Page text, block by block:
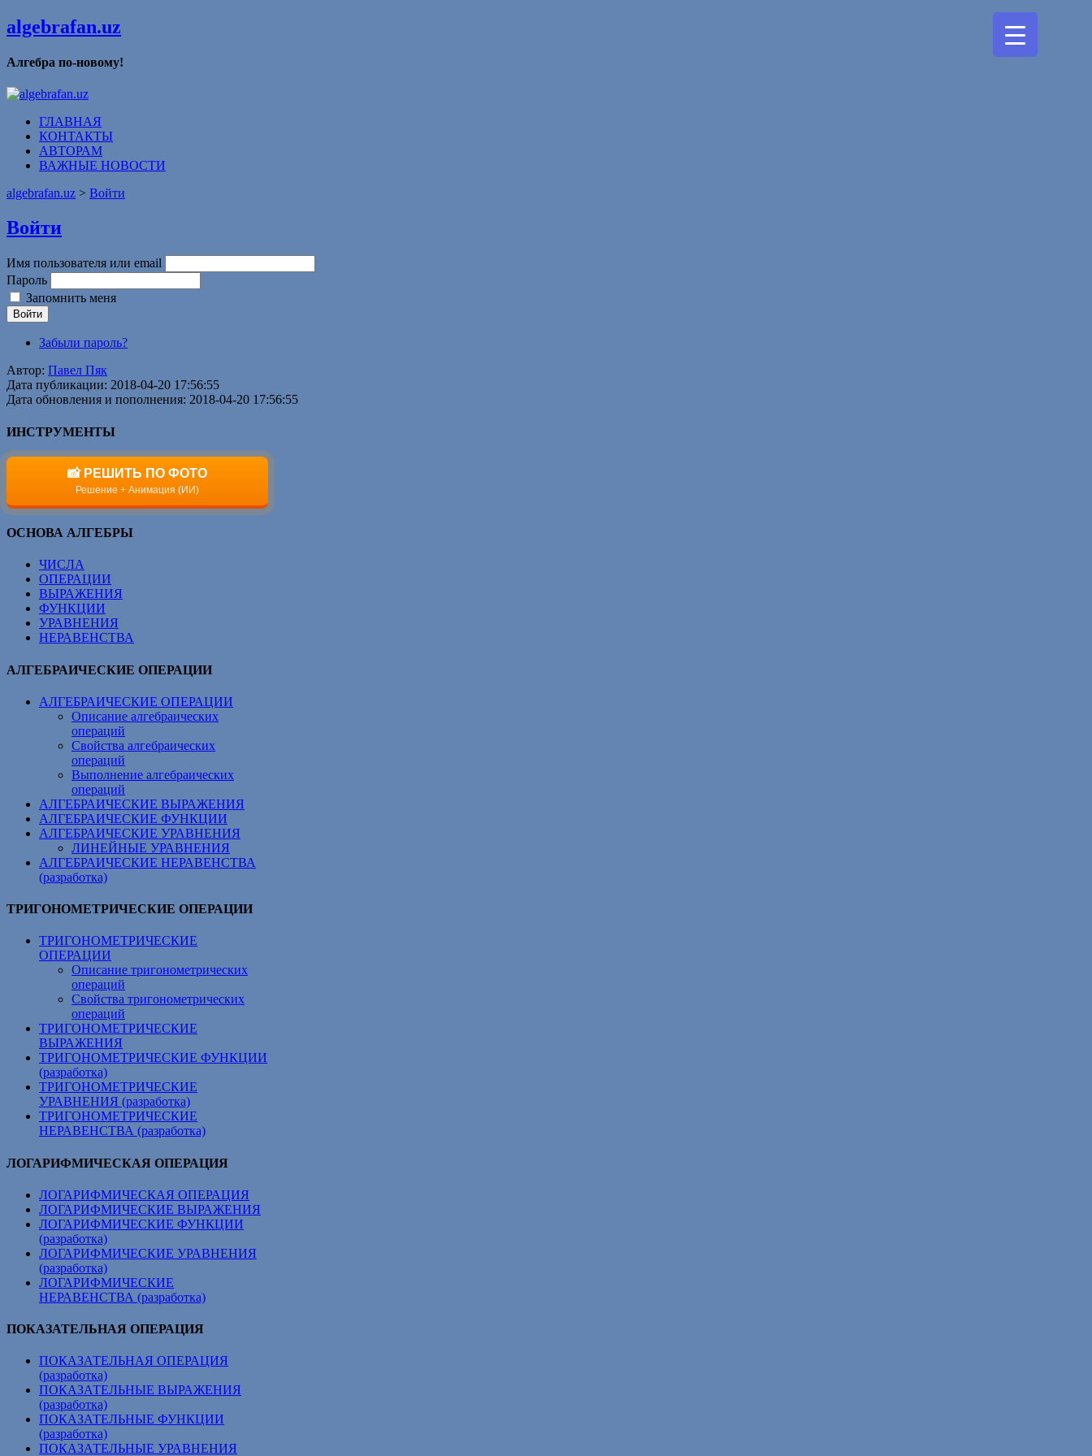
algebrafan.uz
Алгебра по-новому!
ГЛАВНАЯ
КОНТАКТЫ
АВТОРАМ
ВАЖНЫЕ НОВОСТИ
algebrafan.uz > Войти
Войти
Имя пользователя или email
Пароль
Запомнить меня
Войти
Забыли пароль?
Автор: Павел Пяк
Дата публикации: 2018-04-20 17:56:55
Дата обновления и пополнения: 2018-04-20 17:56:55
ИНСТРУМЕНТЫ
📸 РЕШИТЬ ПО ФОТО
Решение + Анимация (ИИ)
ОСНОВА АЛГЕБРЫ
ЧИСЛА
ОПЕРАЦИИ
ВЫРАЖЕНИЯ
ФУНКЦИИ
УРАВНЕНИЯ
НЕРАВЕНСТВА
АЛГЕБРАИЧЕСКИЕ ОПЕРАЦИИ
АЛГЕБРАИЧЕСКИЕ ОПЕРАЦИИ
Описание алгебраических
операций
Свойства алгебраических
операций
Выполнение алгебраических
операций
АЛГЕБРАИЧЕСКИЕ ВЫРАЖЕНИЯ
АЛГЕБРАИЧЕСКИЕ ФУНКЦИИ
АЛГЕБРАИЧЕСКИЕ УРАВНЕНИЯ
ЛИНЕЙНЫЕ УРАВНЕНИЯ
АЛГЕБРАИЧЕСКИЕ НЕРАВЕНСТВА
(разработка)
ТРИГОНОМЕТРИЧЕСКИЕ ОПЕРАЦИИ
ТРИГОНОМЕТРИЧЕСКИЕ
ОПЕРАЦИИ
Описание тригонометрических
операций
Свойства тригонометрических
операций
ТРИГОНОМЕТРИЧЕСКИЕ
ВЫРАЖЕНИЯ
ТРИГОНОМЕТРИЧЕСКИЕ ФУНКЦИИ
(разработка)
ТРИГОНОМЕТРИЧЕСКИЕ
УРАВНЕНИЯ (разработка)
ТРИГОНОМЕТРИЧЕСКИЕ
НЕРАВЕНСТВА (разработка)
ЛОГАРИФМИЧЕСКАЯ ОПЕРАЦИЯ
ЛОГАРИФМИЧЕСКАЯ ОПЕРАЦИЯ
ЛОГАРИФМИЧЕСКИЕ ВЫРАЖЕНИЯ
ЛОГАРИФМИЧЕСКИЕ ФУНКЦИИ
(разработка)
ЛОГАРИФМИЧЕСКИЕ УРАВНЕНИЯ
(разработка)
ЛОГАРИФМИЧЕСКИЕ
НЕРАВЕНСТВА (разработка)
ПОКАЗАТЕЛЬНАЯ ОПЕРАЦИЯ
ПОКАЗАТЕЛЬНАЯ ОПЕРАЦИЯ
(разработка)
ПОКАЗАТЕЛЬНЫЕ ВЫРАЖЕНИЯ
(разработка)
ПОКАЗАТЕЛЬНЫЕ ФУНКЦИИ
(разработка)
ПОКАЗАТЕЛЬНЫЕ УРАВНЕНИЯ